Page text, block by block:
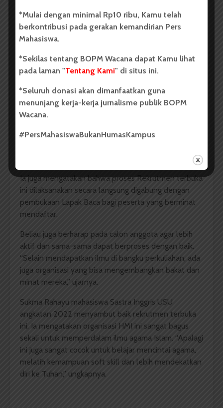
Oleh: Friska Tambunan
USU, wacana.org- Himpunan Mahasiswa Islam (HMI)
Komisariat FIB USU laksanakan pembukaan
rekrutmen anggota baru dimulai dari tanggal 6
Februari hingga 26 Februari. Hal tersebut disampaikan
oleh Sekretaris HMI FIB USU Miftha Fathiyyah Zahra,
Sabtu (25/02).
Miftha menjelaskan bahwa calon pendaftar terlebih
tertera di flyer di akun Instagram @hmifibusu “Untuk
Ia juga mengatakan bahwa proses Rekrutmen terbuka
ini dilaksanakan secara langsung digabung dengan
pembukaan Lapak Baca bagi peserta yang berminat
mendaftar.
Beliau juga berharap pada calon anggota agar lebih
aktif dan sama-sama dapat berproses dengan baik.
“Selain mendapatkan ilmu di bangku perkuliahan, ada
juga organisasi yang bisa mengembangkan bakat dan
minat mereka,” ujarnya.
Sukma Rahayu mahasiswa Sastra Inggris USU
angkatan 2022 menyambut baik rekrutmen terbuka
ini. Ia mengatakan organisasi HMI ini sangat bagus
sekali untuk memperdalam ilmu agama Islam. “Apalagi
ini juga sangat cocok untuk belajar mencintai agama,
melatih kemampuan soft skill dan lebih mendekatkan
diri ke Tuhan,” ungkapnya.
*Mulai dengan minimal Rp10 ribu, Kamu telah
berkontribusi pada gerakan kemandirian Pers
Mahasiswa.
*Sekilas tentang BOPM Wacana dapat Kamu lihat
pada laman "Tentang Kami" di situs ini.
*Seluruh donasi akan dimanfaatkan guna
menunjang kerja-kerja jurnalisme publik BOPM
Wacana.
#PersMahasiswaBukanHumasKampus